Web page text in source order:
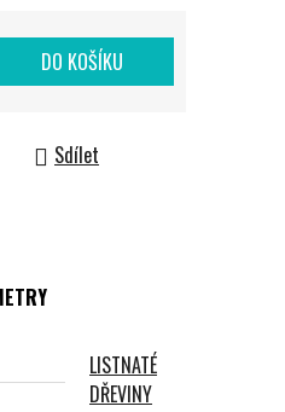
DO KOŠÍKU
Sdílet
LISTNATÉ
DŘEVINY